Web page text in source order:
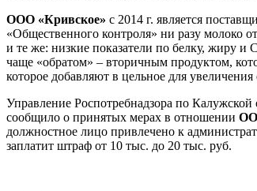
ООО «Кривское» с 2014 г. является
«Общественного контроля» ни разу молоко от
и те же: низкие показатели по белку, жиру
чаще «обратом» – вторичным продуктом,
которое добавляют в цельное для
Управление Роспотребнадзора по
сообщило о принятых мерах в отношении
должностное лицо привлечено к
заплатит штраф от 10 тыс. до 20 тыс. руб.